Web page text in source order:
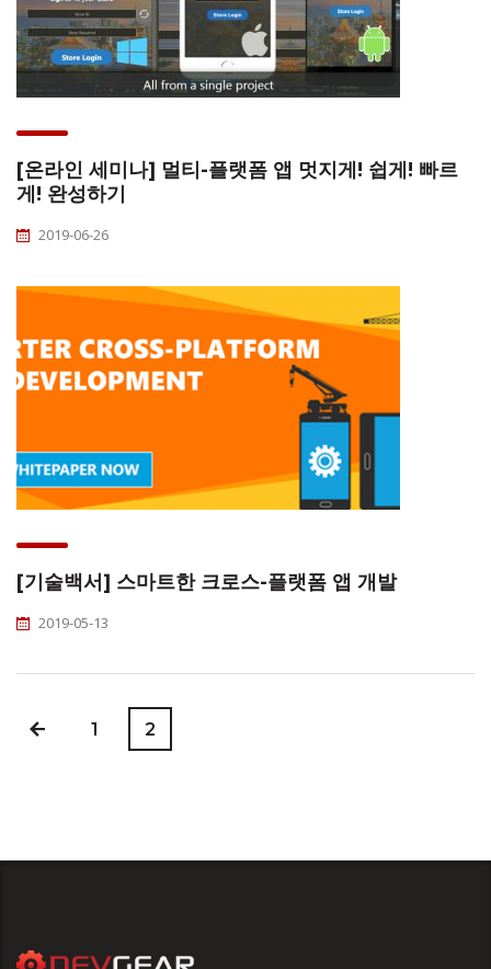
[온라인 세미나] 멀티-플랫폼 앱 멋지게! 쉽게! 빠르
게! 완성하기
2019-06-26
[기술백서] 스마트한 크로스-플랫폼 앱 개발
2019-05-13
1 2